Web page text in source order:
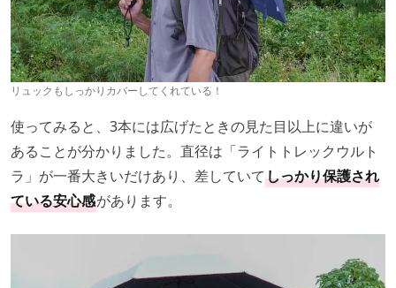
リュックもしっかりカバーしてくれている！
使ってみると、3本には広げたときの見た目以上に違いが
あることが分かりました。直径は「ライトトレックウルト
ラ」が一番大きいだけあり、差していてしっかり保護され
ている安心感があります。